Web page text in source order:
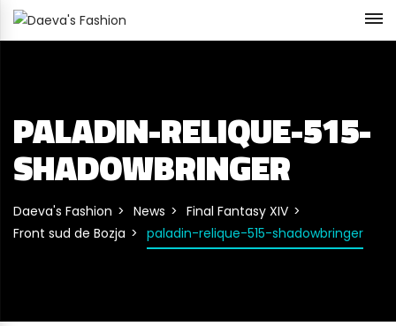
PALADIN-RELIQUE-515-
SHADOWBRINGER
Daeva's Fashion News
Final Fantasy XIV
Front sud de Bozja
paladin-relique-515-shadowbringer